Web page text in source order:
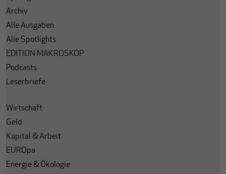
Archiv
Alle Ausgaben
Alle Spotlights
EDITION MAKROSKOP
Podcasts
Leserbriefe
Wirtschaft
Geld
Kapital & Arbeit
EUROpa
Energie & Ökologie